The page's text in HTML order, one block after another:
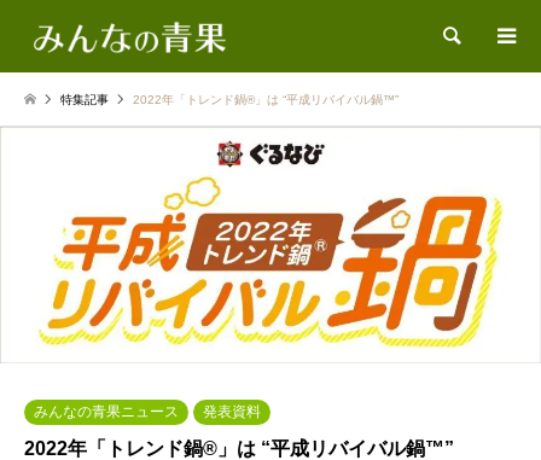
検索
特集記事 2022年「トレンド鍋®」は “平成リバイバル鍋™”
みんなの青果ニュース 発表資料
2022年「トレンド鍋®」は “平成リバイバル鍋™”